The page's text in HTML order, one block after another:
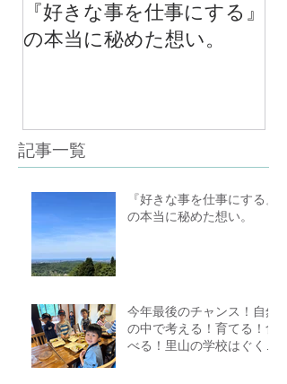
『好きな事を仕事にする』
の本当に秘めた想い。
記事一覧
『好きな事を仕事にする』
の本当に秘めた想い。
今年最後のチャンス！自然
の中で考える！育てる！食
べる！里山の学校はぐくみ